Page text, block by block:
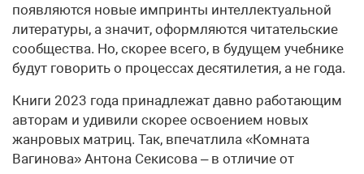
появляются новые импринты интеллектуальной
литературы, а значит, оформляются читательские
сообщества. Но, скорее всего, в будущем учебнике
будут говорить о процессах десятилетия, а не года.
Книги 2023 года принадлежат давно работающим
авторам и удивили скорее освоением новых
жанровых матриц. Так, впечатлила «Комната
Вагинова» Антона Секисова – в отличие от